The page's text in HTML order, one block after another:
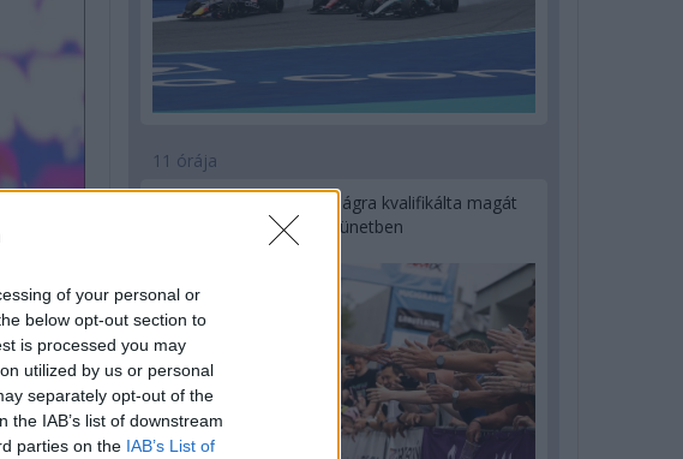
of your personal or
below opt-out section to
is processed you may
utilized by us or personal
separately opt-out of the
IAB’s list of downstream
parties on the IAB’s List of
11 órája
Kerékpáros világbajnokságra kvalifikálta magát
Bottas az F1-es nyári szünetben